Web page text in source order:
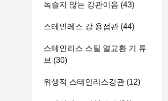
녹슬지 않는 강관이음 (43)
스테인레스 강 용접관 (44)
스테인리스 스틸 열교환 기 튜
브 (30)
위생적 스테인리스강관 (12)